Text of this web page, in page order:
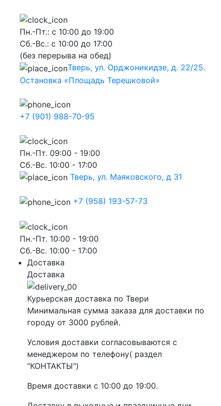
Пн.-Пт.: с 10:00 до 19:00
Сб.-Вс.: с 10:00 до 17:00
(без перерыва на обед)
Тверь, ул. Орджоникидзе, д. 22/25.
Остановка «Площадь Терешковой»
+7 (901) 988-70-95
Пн.-Пт. 09:00 - 19:00
Сб.-Вс. 10:00 - 17:00
Тверь, ул. Маяковского, д 31
+7 (958) 193-57-73
Пн.-Пт. 10:00 - 19:00
Сб.-Вс. 10:00 - 17:00
Доставка
Доставка
Курьерская доставка по Твери
Минимальная сумма заказа для доставки по
городу от 3000 рублей.
Условия доставки согласовываются с
менеджером по телефону( раздел
"КОНТАКТЫ")
Время доставки с 10:00 до 19:00.